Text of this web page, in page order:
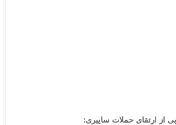
از ارتقای حملات سایبری: